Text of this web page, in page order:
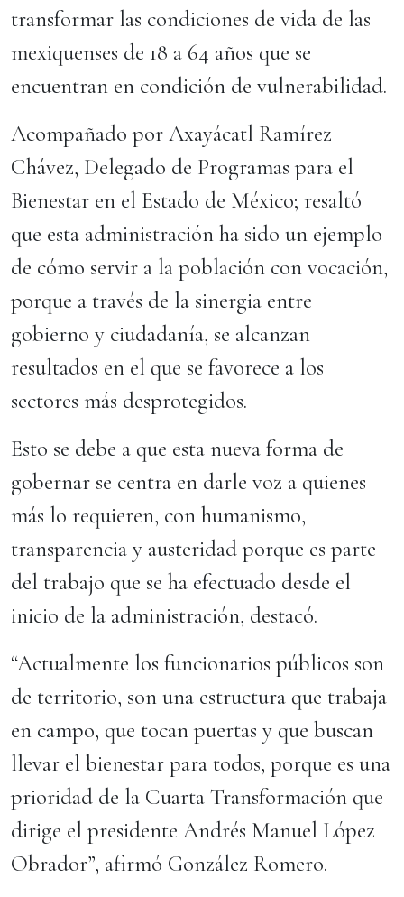
transformar las condiciones de vida de las
mexiquenses de 18 a 64 años que se
encuentran en condición de vulnerabilidad.
Acompañado por Axayácatl Ramírez
Chávez, Delegado de Programas para el
Bienestar en el Estado de México; resaltó
que esta administración ha sido un ejemplo
de cómo servir a la población con vocación,
porque a través de la sinergia entre
gobierno y ciudadanía, se alcanzan
resultados en el que se favorece a los
sectores más desprotegidos.
Esto se debe a que esta nueva forma de
gobernar se centra en darle voz a quienes
más lo requieren, con humanismo,
transparencia y austeridad porque es parte
del trabajo que se ha efectuado desde el
inicio de la administración, destacó.
“Actualmente los funcionarios públicos son
de territorio, son una estructura que trabaja
en campo, que tocan puertas y que buscan
llevar el bienestar para todos, porque es una
prioridad de la Cuarta Transformación que
dirige el presidente Andrés Manuel López
Obrador”, afirmó González Romero.